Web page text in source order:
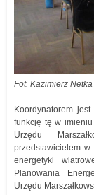
Fot. Kazimierz Netka
Koordynatorem
funkcję tę w
Urzędu
przedstawicielem
energetyki
Planowania
Urzędu